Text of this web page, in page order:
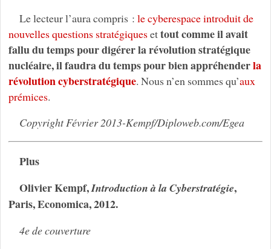
Le lecteur l’aura compris : le cyberespace introduit de
nouvelles questions stratégiquesettout comme il avait
fallu du temps pour digérer la révolution stratégique
nucléaire, il faudra du temps pour bien appréhenderla
révolution cyberstratégique. Nous n’en sommes qu’aux
prémices.
Copyright Février 2013-Kempf/Diploweb.com/Egea
Plus
Olivier Kempf,Introduction à la Cyberstratégie,
Paris, Economica, 2012.
4e de couverture